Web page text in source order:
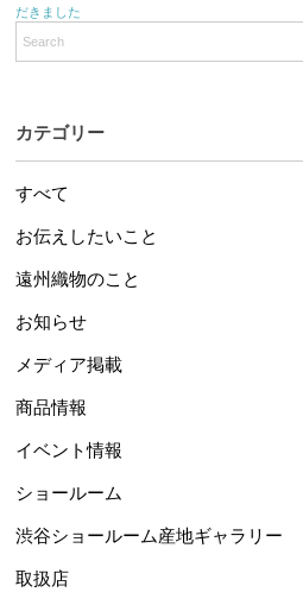
だきました
カテゴリー
すべて
お伝えしたいこと
遠州織物のこと
お知らせ
メディア掲載
商品情報
イベント情報
ショールーム
渋谷ショールーム産地ギャラリー
取扱店